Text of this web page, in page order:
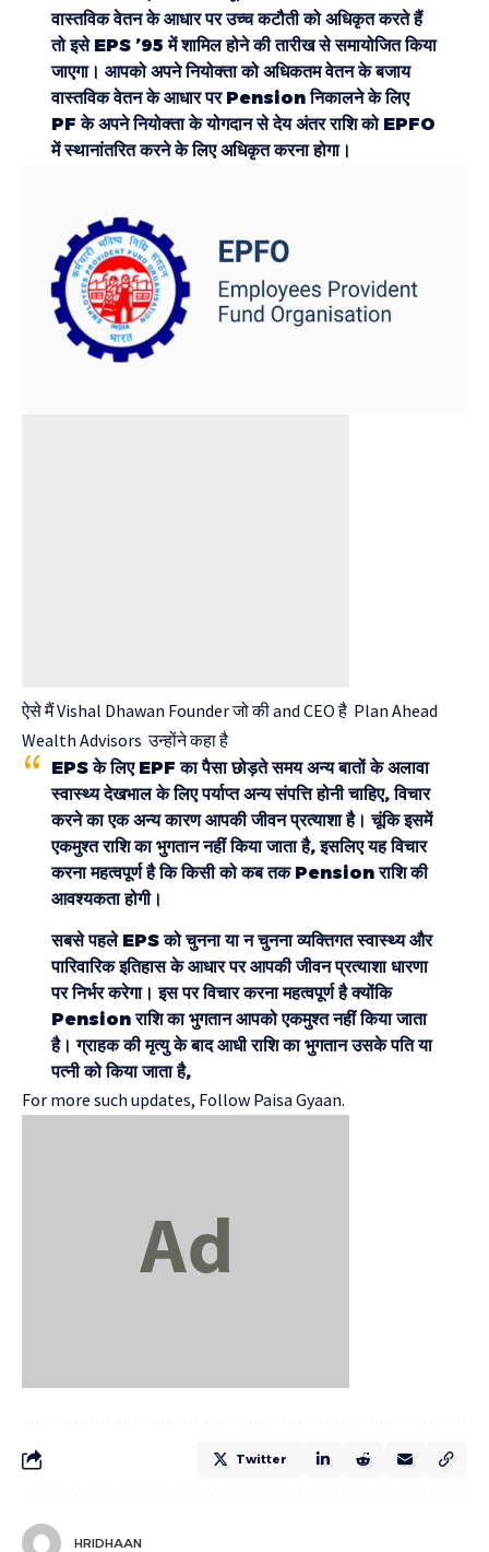
वास्तविक वेतन के आधार पर उच्च कटौती को अधिकृत करते हैं
तो इसे EPS ’95 में शामिल होने की तारीख से समायोजित किया
जाएगा। आपको अपने नियोक्ता को अधिकतम वेतन के बजाय
वास्तविक वेतन के आधार पर Pension निकालने के लिए
PF के अपने नियोक्ता के योगदान से देय अंतर राशि को EPFO
में स्थानांतरित करने के लिए अधिकृत करना होगा।
ऐसे मैं Vishal Dhawan Founder जो की and CEO है Plan Ahead
Wealth Advisors उन्होंने कहा है
EPS के लिए EPF का पैसा छोड़ते समय अन्य बातों के अलावा
स्वास्थ्य देखभाल के लिए पर्याप्त अन्य संपत्ति होनी चाहिए, विचार
करने का एक अन्य कारण आपकी जीवन प्रत्याशा है। चूंकि इसमें
एकमुश्त राशि का भुगतान नहीं किया जाता है, इसलिए यह विचार
करना महत्वपूर्ण है कि किसी को कब तक Pension राशि की
आवश्यकता होगी।
सबसे पहले EPS को चुनना या न चुनना व्यक्तिगत स्वास्थ्य और
पारिवारिक इतिहास के आधार पर आपकी जीवन प्रत्याशा धारणा
पर निर्भर करेगा। इस पर विचार करना महत्वपूर्ण है क्योंकि
Pension राशि का भुगतान आपको एकमुश्त नहीं किया जाता
है। ग्राहक की मृत्यु के बाद आधी राशि का भुगतान उसके पति या
पत्नी को किया जाता है,
For more such updates, Follow Paisa Gyaan.
Twitter
HRIDHAAN